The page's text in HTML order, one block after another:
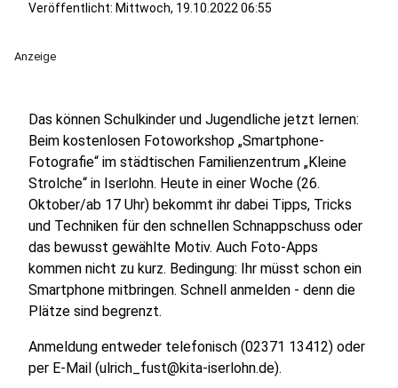
Veröffentlicht: Mittwoch, 19.10.2022 06:55
Anzeige
Das können Schulkinder und Jugendliche jetzt lernen:
Beim kostenlosen Fotoworkshop „Smartphone-
Fotografie“ im städtischen Familienzentrum „Kleine
Strolche“ in Iserlohn. Heute in einer Woche (26.
Oktober/ab 17 Uhr) bekommt ihr dabei Tipps, Tricks
und Techniken für den schnellen Schnappschuss oder
das bewusst gewählte Motiv. Auch Foto-Apps
kommen nicht zu kurz. Bedingung: Ihr müsst schon ein
Smartphone mitbringen. Schnell anmelden - denn die
Plätze sind begrenzt.
Anmeldung entweder telefonisch (02371 13412) oder
per E-Mail (ulrich_fust@kita-iserlohn.de).